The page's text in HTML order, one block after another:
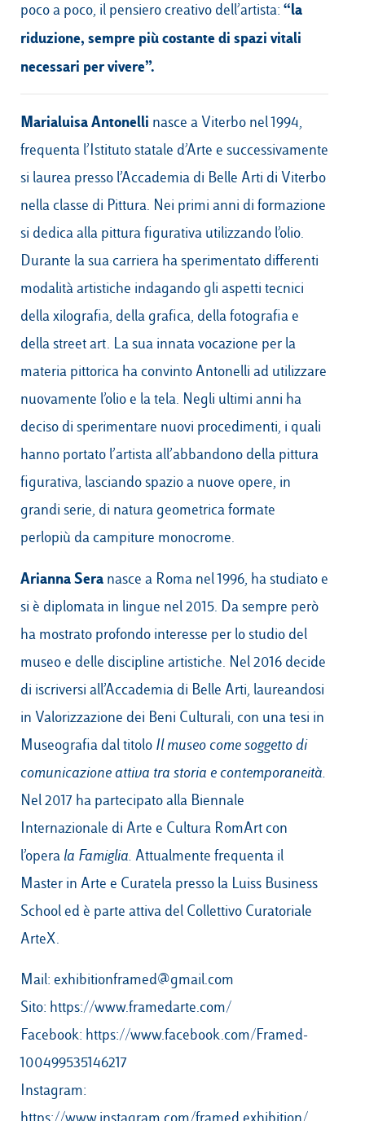
poco a poco, il pensiero creativo dell’artista: “la
riduzione, sempre più costante di spazi vitali
necessari per vivere”.
Marialuisa Antonelli nasce a Viterbo nel 1994,
frequenta l’Istituto statale d’Arte e successivamente
si laurea presso l’Accademia di Belle Arti di Viterbo
nella classe di Pittura. Nei primi anni di formazione
si dedica alla pittura figurativa utilizzando l’olio.
Durante la sua carriera ha sperimentato differenti
modalità artistiche indagando gli aspetti tecnici
della xilografia, della grafica, della fotografia e
della street art. La sua innata vocazione per la
materia pittorica ha convinto Antonelli ad utilizzare
nuovamente l’olio e la tela. Negli ultimi anni ha
deciso di sperimentare nuovi procedimenti, i quali
hanno portato l’artista all’abbandono della pittura
figurativa, lasciando spazio a nuove opere, in
grandi serie, di natura geometrica formate
perlopiù da campiture monocrome.
Arianna Sera nasce a Roma nel 1996, ha studiato e
si è diplomata in lingue nel 2015. Da sempre però
ha mostrato profondo interesse per lo studio del
museo e delle discipline artistiche. Nel 2016 decide
di iscriversi all’Accademia di Belle Arti, laureandosi
in Valorizzazione dei Beni Culturali, con una tesi in
Museografia dal titolo Il museo come soggetto di
comunicazione attiva tra storia e contemporaneità.
Nel 2017 ha partecipato alla Biennale
Internazionale di Arte e Cultura RomArt con
l’opera la Famiglia. Attualmente frequenta il
Master in Arte e Curatela presso la Luiss Business
School ed è parte attiva del Collettivo Curatoriale
ArteX.
Mail: exhibitionframed@gmail.com
Sito: https://www.framedarte.com/
Facebook: https://www.facebook.com/Framed-
100499535146217
Instagram: